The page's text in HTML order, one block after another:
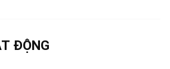
ĐỘNG